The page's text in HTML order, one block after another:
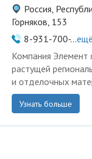
Россия,
Горняков, 153
8-931-700-...ещё
Компания Элемент
растущей
и отделочных
Узнать больше